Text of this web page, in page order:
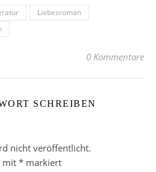
Liebesroman
0 Kommentare
SCHREIBEN
nicht veröffentlicht.
mit * markiert